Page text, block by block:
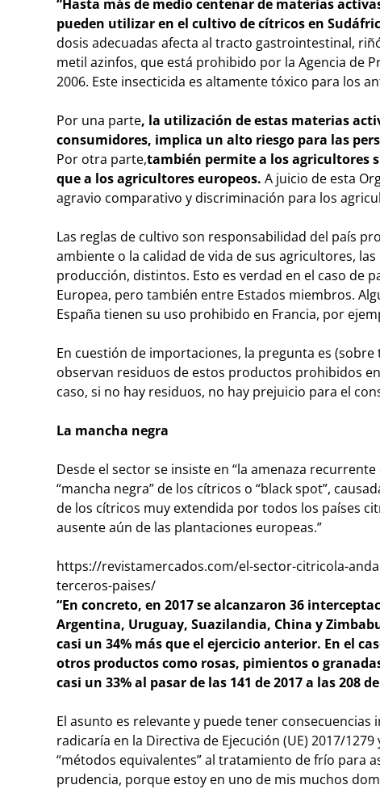
“Hasta más de medio centenar de materias
pueden utilizar en el cultivo de cítricos en
dosis adecuadas afecta al tracto gastrointestinal,
metil azinfos, que está prohibido por la Agencia de
2006. Este insecticida es altamente tóxico para los
Por una parte, la utilización de estas materias
consumidores, implica un alto riesgo para las
Por otra parte,también permite a los agricultores
que a los agricultores europeos. A juicio de esta
agravio comparativo y discriminación para los
Las reglas de cultivo son responsabilidad del país
ambiente o la calidad de vida de sus agricultores,
producción, distintos. Esto es verdad en el caso de
Europea, pero también entre Estados miembros.
España tienen su uso prohibido en Francia, por
En cuestión de importaciones, la pregunta es
observan residuos de estos productos prohibidos
caso, si no hay residuos, no hay prejuicio para el
La mancha negra
Desde el sector se insiste en “la amenaza
“mancha negra” de los cítricos o “black spot”,
de los cítricos muy extendida por todos los países
ausente aún de las plantaciones europeas.”
https://revistamercados.com/el-sector-citricola-
terceros-paises/
“En concreto, en 2017 se alcanzaron 36
Argentina, Uruguay, Suazilandia, China y
casi un 34% más que el ejercicio anterior. En el
otros productos como rosas, pimientos o
casi un 33% al pasar de las 141 de 2017 a las 208
El asunto es relevante y puede tener
radicaría en la Directiva de Ejecución (UE) 2017/
“métodos equivalentes” al tratamiento de frío para
prudencia, porque estoy en uno de mis muchos